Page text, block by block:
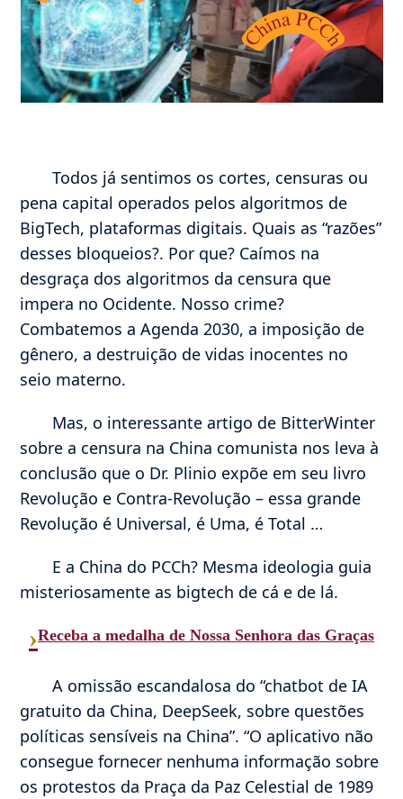
Todos já sentimos os cortes, censuras ou
pena capital operados pelos algoritmos de
BigTech, plataformas digitais. Quais as “razões”
desses bloqueios?. Por que? Caímos na
desgraça dos algoritmos da censura que
impera no Ocidente. Nosso crime?
Combatemos a Agenda 2030, a imposição de
gênero, a destruição de vidas inocentes no
seio materno.
Mas, o interessante artigo de BitterWinter
sobre a censura na China comunista nos leva à
conclusão que o Dr. Plinio expõe em seu livro
Revolução e Contra-Revolução – essa grande
Revolução é Universal, é Uma, é Total …
E a China do PCCh? Mesma ideologia guia
misteriosamente as bigtech de cá e de lá.
›Receba a medalha de Nossa Senhora das Graças
A omissão escandalosa do “chatbot de IA
gratuito da China, DeepSeek, sobre questões
políticas sensíveis na China”. “O aplicativo não
consegue fornecer nenhuma informação sobre
os protestos da Praça da Paz Celestial de 1989